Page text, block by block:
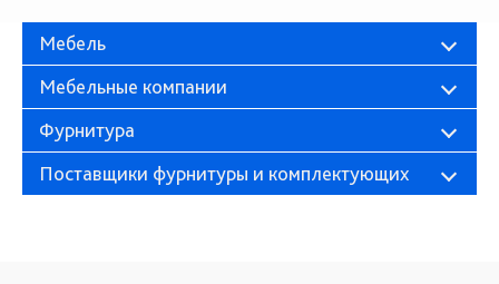
Мебель
Мебельные компании
Фурнитура
Поставщики фурнитуры и комплектующих